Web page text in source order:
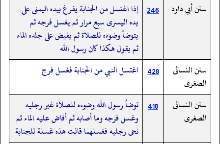
سنن أبي داود
246 إذا اغتسل من الجنابة يفرغ بيده اليمنى على
يده اليسرى سبع مرار ثم يغسل فرجه ثم
يتوضأ وضوءه للصلاة ثم يفيض على جلده الماء
ثم يقول هكذا كان رسول الله
سنن النسائى
الصغرى
428 اغتسل النبي من الجنابة فغسل فرج
سنن النسائى
الصغرى
418 توضأ رسول الله وضوءه للصلاة غير رجليه
وغسل فرجه وما أصابه ثم أفاض عليه الماء ثم
نحى رجليه فغسلهما قالت هذه غسلة للجنابة